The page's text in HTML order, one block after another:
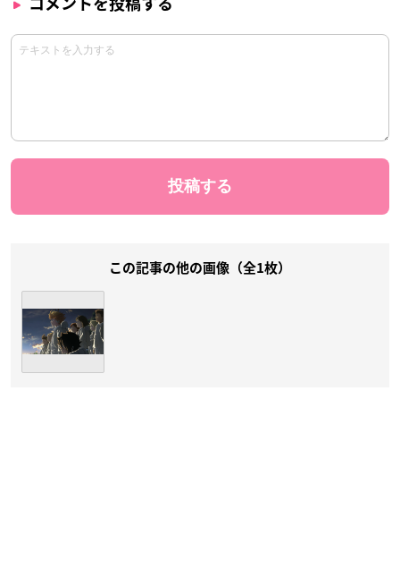
この記事の他の画像（全1枚）